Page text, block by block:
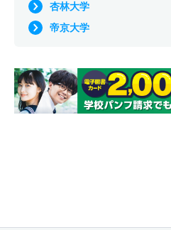
杏林大学
帝京大学